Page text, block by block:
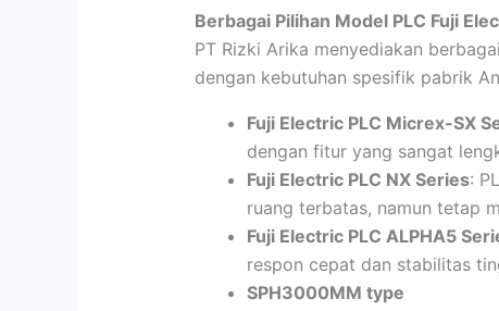
Berbagai Pilihan Model PLC Fuji
PT Rizki Arika menyediakan
dengan kebutuhan spesifik pabrik
Fuji Electric PLC Micrex-SX
dengan fitur yang sangat
Fuji Electric PLC NX Series:
ruang terbatas, namun tetap
Fuji Electric PLC ALPHA5
respon cepat dan stabilitas
SPH3000MM type